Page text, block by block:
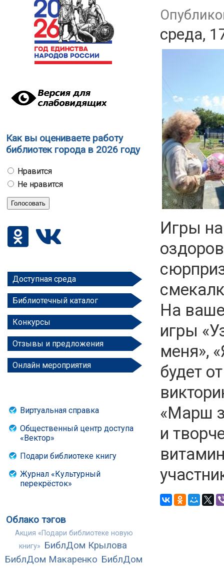
Как вы оцениваете работу
библиотек города в 2026 году
Нравится
Не нравится
Доступная среда
Библиотечный каталог
Конкурсы
Отзывы и предложения
Онлайн мероприятия
Виртуальная справка
Общественный центр доступа
«Вектор»
Подари библиотеке книгу
Журнал «Культурный
перекрёсток»
Облако тэгов
Акция «Подари библиотеке новую
книгу» БиблДом Крылова
БиблДом Макаренко БиблДом
среда,
Игры
На
игры
меня»,
будет
«Марш
и